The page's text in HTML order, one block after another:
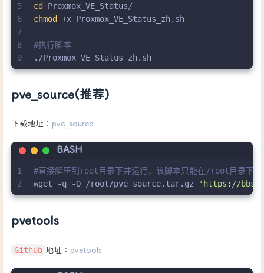
5
6
7
8
9
cd
Proxmox_VE_Status/
chmod
+x Proxmox_VE_Status_zh.sh
#执行脚本
./Proxmox_VE_Status_zh.sh
pve_source(推荐)
下载地址： pve_source
BASH
1
2
#直接解压到root目录下并运行，该脚本只能在/root目录下执
wget -q -O /root/pve_source.tar.gz
'https://
pvetools
Github 地址： pvetools